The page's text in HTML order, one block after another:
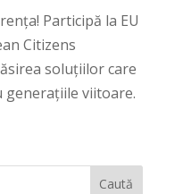
Participă la EU
Citizens
soluțiilor care
viitoare.
Caută